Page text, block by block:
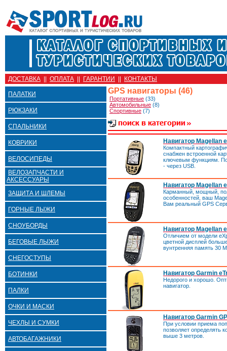
ДОСТАВКА ОПЛАТА ГАРАНТИИ КОНТАКТЫ
ПАЛАТКИ
РЮКЗАКИ
СПАЛЬНИКИ
КОВРИКИ
ВЕЛОСИПЕДЫ
ВЕЛОЗАПЧАСТИ И
АКСЕССУАРЫ
ЗАЩИТА И ШЛЕМЫ
ГОРНЫЕ ЛЫЖИ
СНОУБОРДЫ
БЕГОВЫЕ ЛЫЖИ
СНЕГОСТУПЫ
БОТИНКИ
ПАЛКИ
ОЧКИ И МАСКИ
ЧЕХЛЫ И СУМКИ
АВТОБАГАЖНИКИ
GPS навигаторы (46)
Портативные (33)
Автомобильные (8)
Спортивные (7)
Навигатор Magellan
Компактный
cнабжен встроенной
ключевым функциям.
- через USB.
Навигатор Magellan
Карманный, мощный,
особенностей, ваш
Вам реальный GPS
Навигатор Magellan
Отличием от модели
цветной дисплей
вунтренняя память 30
Навигатор Garmin
Недорого и хорошо.
навигатор.
Навигатор Garmin
При условии приема
позволяет определять
выше 3 метров.